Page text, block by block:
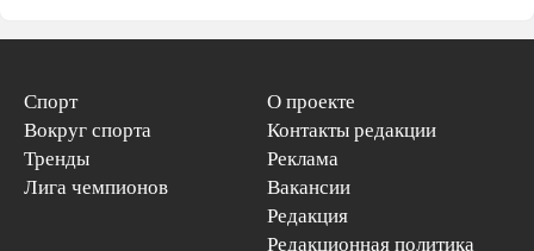
Спорт
Вокруг спорта
Тренды
Лига чемпионов
О проекте
Контакты редакции
Реклама
Вакансии
Редакция
Редакционная политика